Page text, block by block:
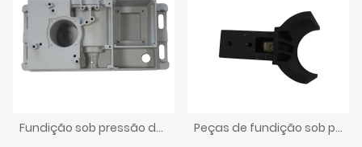
Fundição sob pressão de alumínio para peças médicas Peças de fundição sob pressão de alumínio para agricultura de móveis